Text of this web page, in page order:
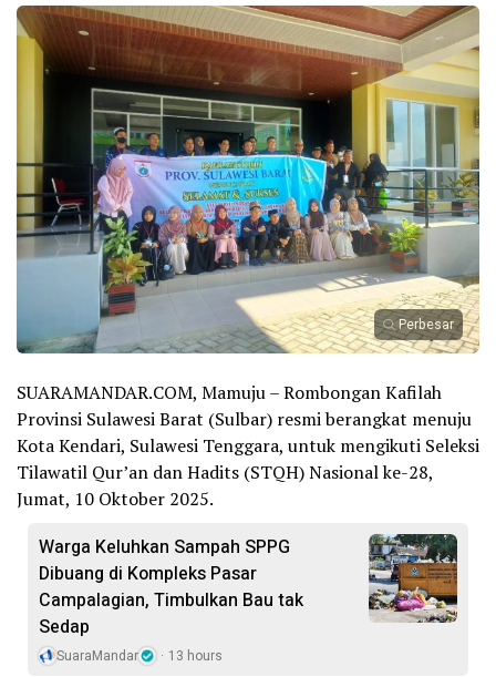
Perbesar
SUARAMANDAR.COM, Mamuju – Rombongan Kafilah
Provinsi Sulawesi Barat (Sulbar) resmi berangkat menuju
Kota Kendari, Sulawesi Tenggara, untuk mengikuti Seleksi
Tilawatil Qur’an dan Hadits (STQH) Nasional ke-28,
Jumat, 10 Oktober 2025.
Warga Keluhkan Sampah SPPG
Dibuang di Kompleks Pasar
Campalagian, Timbulkan Bau tak
Sedap
SuaraMandar 13 hours